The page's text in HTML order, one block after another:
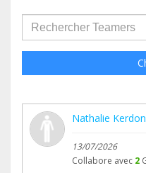
Nathalie
13/07/2026
Collabore avec 2